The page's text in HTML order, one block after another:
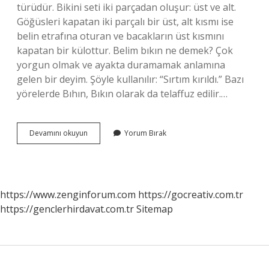
türüdür. Bikini seti iki parçadan oluşur: üst ve alt.
Göğüsleri kapatan iki parçalı bir üst, alt kısmı ise
belin etrafına oturan ve bacakların üst kısmını
kapatan bir külottur. Belim bıkın ne demek? Çok
yorgun olmak ve ayakta duramamak anlamına
gelen bir deyim. Şöyle kullanılır: “Sırtım kırıldı.” Bazı
yörelerde Bıhın, Bıkın olarak da telaffuz edilir.…
Devamını okuyun
Neresi
Yorum Bırak
https://www.zenginforum.com https://gocreativ.com.tr
https://genclerhirdavat.com.trSitemap